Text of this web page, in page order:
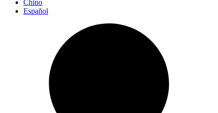
Chino
Español